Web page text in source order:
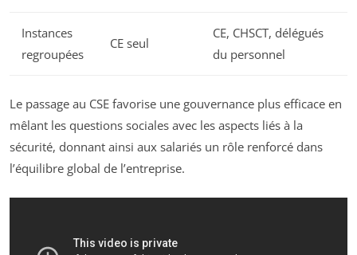
Instances
regroupées
CE seul
CE, CHSCT, délégués
du personnel
Le passage au CSE favorise une gouvernance plus efficace en
mêlant les questions sociales avec les aspects liés à la
sécurité, donnant ainsi aux salariés un rôle renforcé dans
l’équilibre global de l’entreprise.